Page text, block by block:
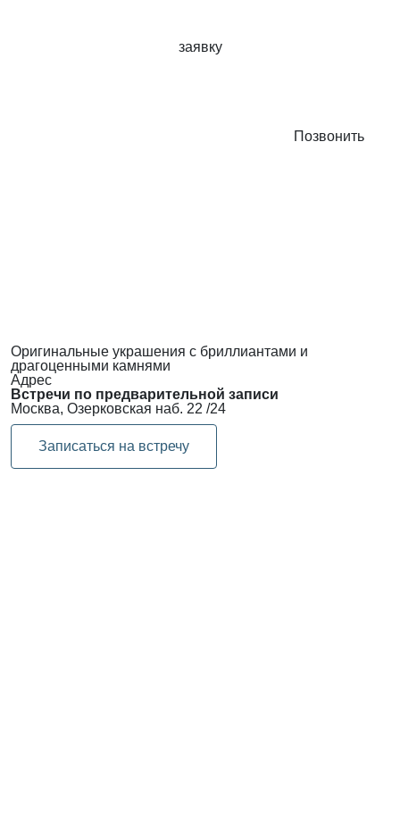
заявку
Позвонить
Оригинальные украшения с бриллиантами и
драгоценными камнями
Адрес
Встречи по предварительной записи
Москва, Озерковская наб. 22 /24
Записаться на встречу